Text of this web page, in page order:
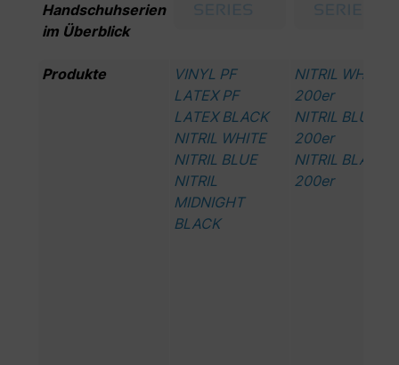
Handschuhserien
im Überblick
Produkte
VINYL PF
LATEX PF
LATEX BLACK
NITRIL WHITE
NITRIL BLUE
NITRIL
MIDNIGHT
BLACK
NITRIL WHITE
200er
NITRIL BLUE
200er
NITRIL BLACK
200er